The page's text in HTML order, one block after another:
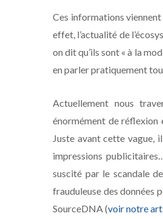
Ces informations
effet, l’actualité de
on dit qu’ils sont « à la
en parler pratiquement
Actuellement nous
énormément de réflexion
Juste avant cette vague,
impressions
suscité par le scandale
frauduleuse des données
SourceDNA (voir notre